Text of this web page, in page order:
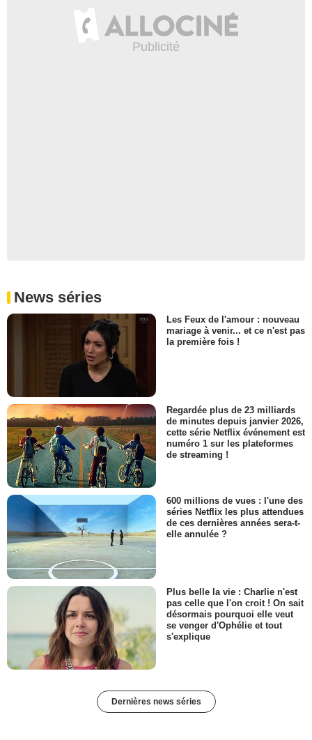
News séries
Les Feux de l'amour : nouveau
mariage à venir... et ce n'est pas
la première fois !
Regardée plus de 23 milliards
de minutes depuis janvier 2026,
cette série Netflix événement est
numéro 1 sur les plateformes
de streaming !
600 millions de vues : l'une des
séries Netflix les plus attendues
de ces dernières années sera-t-
elle annulée ?
Plus belle la vie : Charlie n'est
pas celle que l'on croit ! On sait
désormais pourquoi elle veut
se venger d'Ophélie et tout
s'explique
Dernières news séries